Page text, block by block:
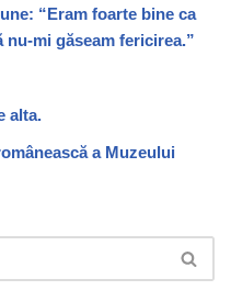
“Eram foarte bine ca
mi găseam fericirea.”
alta.
a Muzeului